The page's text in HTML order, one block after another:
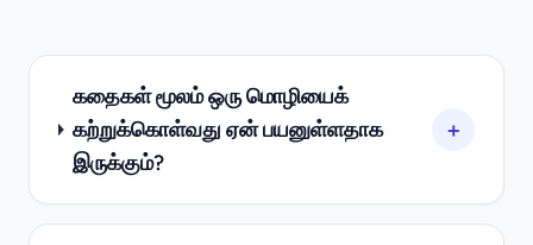
கதைகள் மூலம் ஒரு மொழியைக்
கற்றுக்கொள்வது ஏன் பயனுள்ளதாக
இருக்கும்?
+